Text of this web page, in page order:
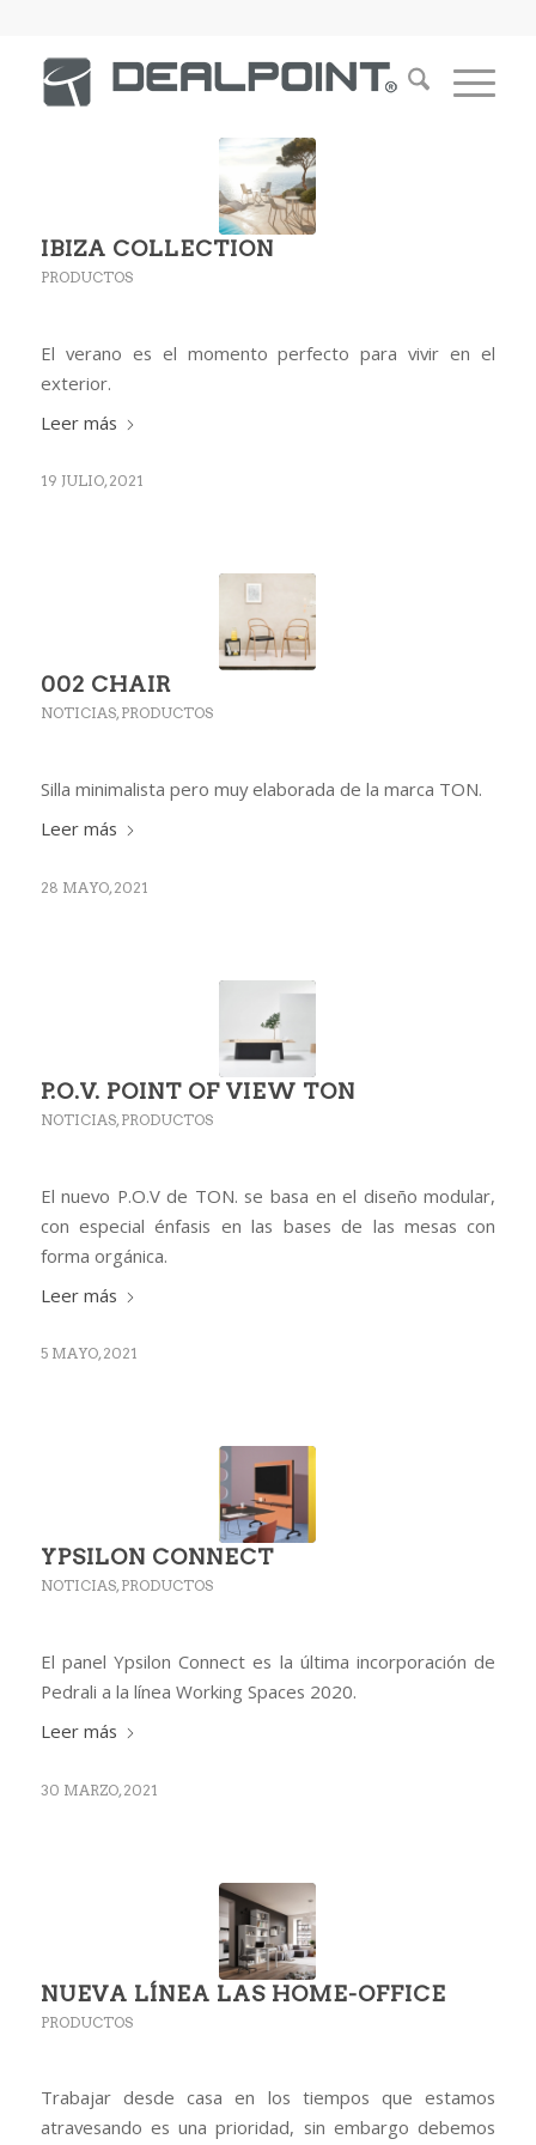
IBIZA COLLECTION
PRODUCTOS
El verano es el momento perfecto para vivir en el
exterior.
Leer más
19 JULIO, 2021
002 CHAIR
NOTICIAS, PRODUCTOS
Silla minimalista pero muy elaborada de la marca TON.
Leer más
28 MAYO, 2021
P.O.V. POINT OF VIEW TON
NOTICIAS, PRODUCTOS
El nuevo P.O.V de TON. se basa en el diseño modular,
con especial énfasis en las bases de las mesas con
forma orgánica.
Leer más
5 MAYO, 2021
YPSILON CONNECT
NOTICIAS, PRODUCTOS
El panel Ypsilon Connect es la última incorporación de
Pedrali a la línea Working Spaces 2020.
Leer más
30 MARZO, 2021
NUEVA LÍNEA LAS HOME-OFFICE
PRODUCTOS
Trabajar desde casa en los tiempos que estamos
atravesando es una prioridad, sin embargo debemos